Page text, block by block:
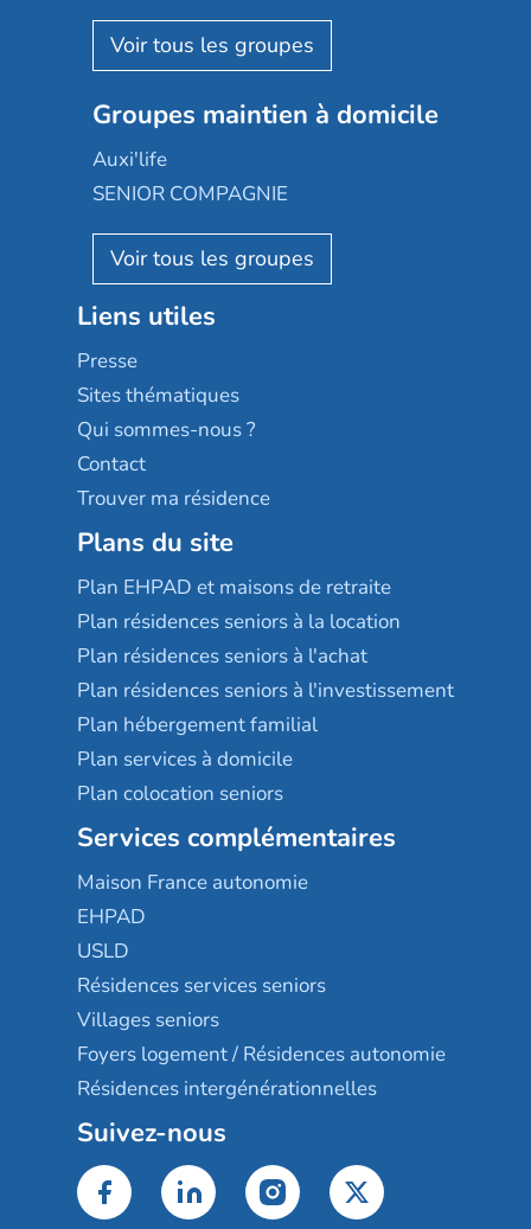
Aquarelia
Nexity edenea
Les jardins d'Arcadie
Occitalia
Appartseniors
Reseda
Stella management
Les villages d'or
Sérénys
Résidences services Villa Médicis
Korian
Emera
Groupe SOS
Le Noble Âge
Almage
Résidalya
Groupe aplus
Groupes maintien à domicile
Auxi'life
SENIOR COMPAGNIE
AGE D'OR Services
Liens utiles
Presse
Sites thématiques
Qui sommes-nous ?
Contact
Trouver ma résidence
Plans du site
Plan EHPAD et maisons de retraite
Plan résidences seniors à la location
Plan résidences seniors à l'achat
Plan résidences seniors à l'investissement
Plan hébergement familial
Plan services à domicile
Plan colocation seniors
Services complémentaires
Maison France autonomie
EHPAD
USLD
Résidences services seniors
Villages seniors
Foyers logement / Résidences autonomie
Résidences intergénérationnelles
Suivez-nous